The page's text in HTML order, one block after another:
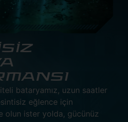
bataryamız, uzun saatler
eğlence için
olun ister yolda, gücünüz